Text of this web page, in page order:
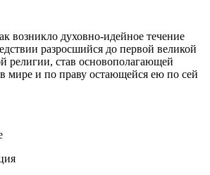
возникло духовно-идейное течение
разросшийся до первой великой
религии, став основополагающей
мире и по праву остающейся ею по сей